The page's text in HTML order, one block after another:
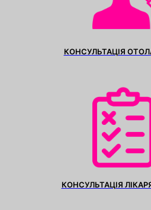
КОНСУЛЬТАЦІЯ
КОНСУЛЬТАЦІЯ